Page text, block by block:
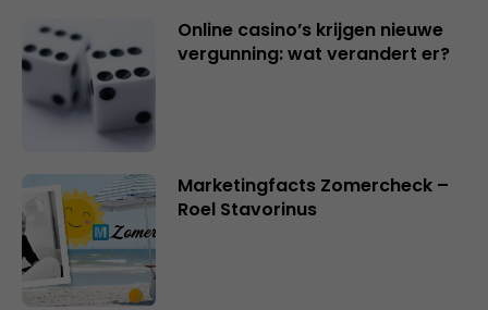
Online casino’s krijgen nieuwe
vergunning: wat verandert er?
Marketingfacts Zomercheck –
Roel Stavorinus